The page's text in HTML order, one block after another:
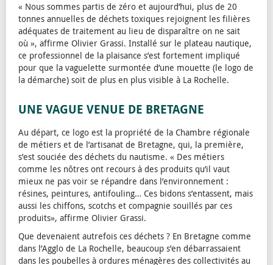
« Nous sommes partis de zéro et aujourd’hui, plus de 20
tonnes annuelles de déchets toxiques rejoignent les filières
adéquates de traitement au lieu de disparaître on ne sait
où », affirme Olivier Grassi. Installé sur le plateau nautique,
ce professionnel de la plaisance s’est fortement impliqué
pour que la vaguelette surmontée d’une mouette (le logo de
la démarche) soit de plus en plus visible à La Rochelle.
UNE VAGUE VENUE DE BRETAGNE
Au départ, ce logo est la propriété de la Chambre régionale
de métiers et de l’artisanat de Bretagne, qui, la première,
s’est souciée des déchets du nautisme. « Des métiers
comme les nôtres ont recours à des produits qu’il vaut
mieux ne pas voir se répandre dans l’environnement :
résines, peintures, antifouling… Ces bidons s’entassent, mais
aussi les chiffons, scotchs et compagnie souillés par ces
produits», affirme Olivier Grassi.
Que devenaient autrefois ces déchets ? En Bretagne comme
dans l’Agglo de La Rochelle, beaucoup s’en débarrassaient
dans les poubelles à ordures ménagères des collectivités au